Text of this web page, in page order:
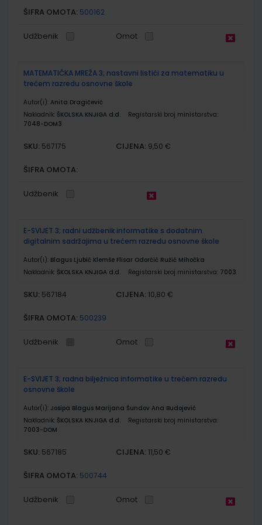
ŠIFRA OMOTA: 500162
Udžbenik Omot
MATEMATIČKA MREŽA 3; nastavni listići za matematiku u
trećem razredu osnovne škole
Autor(i): Anita Dragičević
Nakladnik: ŠKOLSKA KNJIGA d.d.
Registarski broj ministarstva:
7048-DOM3
SKU: 567175 CIJENA: 9,50 €
ŠIFRA OMOTA:
Udžbenik
E-SVIJET 3; radni udžbenik informatike s dodatnim
digitalnim sadržajima u trećem razredu osnovne škole
Autor(i): Blagus Ljubić Klemše Flisar Odorčić Ružić Mihočka
Nakladnik: ŠKOLSKA KNJIGA d.d. Registarski broj ministarstva: 7003
SKU: 567184 CIJENA: 10,80 €
ŠIFRA OMOTA: 500239
Udžbenik Omot
E-SVIJET 3; radna bilježnica informatike u trećem razredu
osnovne škole
Autor(i): Josipa Blagus Marijana Šundov Ana Budojević
Nakladnik: ŠKOLSKA KNJIGA d.d.
Registarski broj ministarstva:
7003-DOM
SKU: 567185 CIJENA: 11,50 €
ŠIFRA OMOTA: 500744
Udžbenik Omot